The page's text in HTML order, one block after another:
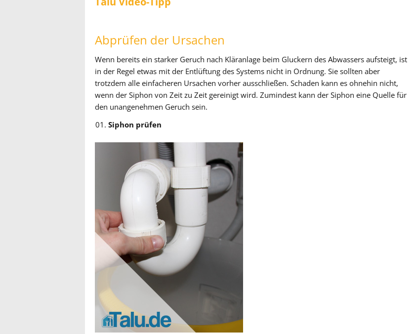
Abprüfen der Ursachen
Wenn bereits ein starker Geruch nach Kläranlage beim Gluckern des Abwassers aufsteigt, ist
in der Regel etwas mit der Entlüftung des Systems nicht in Ordnung. Sie sollten aber
trotzdem alle einfacheren Ursachen vorher ausschließen. Schaden kann es ohnehin nicht,
wenn der Siphon von Zeit zu Zeit gereinigt wird. Zumindest kann der Siphon eine Quelle für
den unangenehmen Geruch sein.
Siphon prüfen